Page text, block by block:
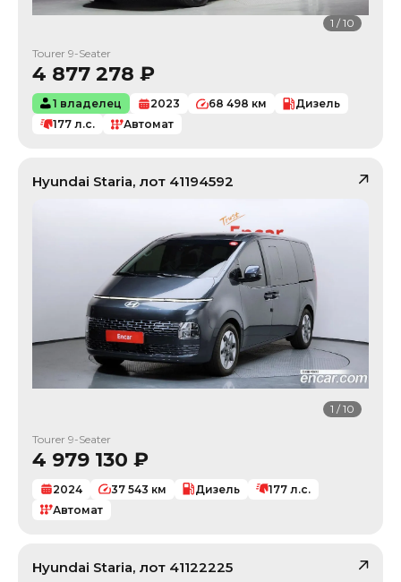
1 /10
Tourer 9-Seater
4 877 278 ₽
1 владелец 2023 68 498 км
Дизель
177 л.с. Автомат
Hyundai Staria, лот 41194592
1 /10
Tourer 9-Seater
4 979 130 ₽
2024 37 543 км Дизель 177 л.с.
Автомат
Hyundai Staria, лот 41122225